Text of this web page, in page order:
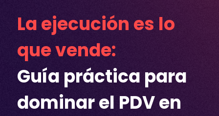
La ejecución es lo
que vende:
Guía práctica para
dominar el PDV en